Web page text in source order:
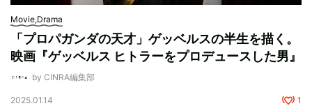
Movie,Drama
「プロパガンダの天才」ゲッベルスの半生を描く。
映画『ゲッベルス ヒトラーをプロデュースした男』
by CINRA編集部
2025.01.14 1